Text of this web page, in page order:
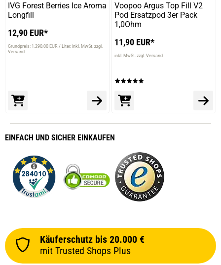
IVG Forest Berries Ice Aroma
Longfill
12,90 EUR*
Grundpreis: 1.290,00 EUR / Liter inkl. MwSt. zzgl.
Versand
Voopoo Argus Top Fill V2
Pod Ersatzpod 3er Pack
1,0Ohm
11,90 EUR*
inkl. MwSt. zzgl. Versand
EINFACH UND SICHER EINKAUFEN
Käuferschutz bis 20.000 €
mit Trusted Shops Plus